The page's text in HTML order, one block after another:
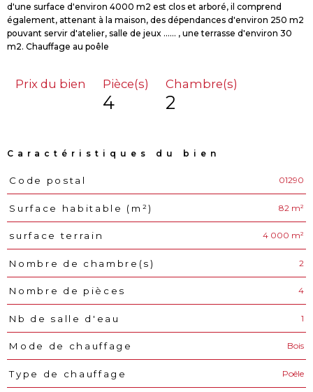
d'une surface d'environ 4000 m2 est clos et arboré, il comprend
également, attenant à la maison, des dépendances d'environ 250 m2
pouvant servir d'atelier, salle de jeux ...... , une terrasse d'environ 30
Prix du bien Pièce(s)
4
Chambre(s)
2
Caractéristiques du bien
Caractéristiques
Code postal 01290
Surface habitable (m²) 82 m²
surface terrain 4 000 m²
Nombre de chambre(s) 2
Nombre de pièces 4
Nb de salle d'eau 1
Mode de chauffage Bois
Type de chauffage Poêle